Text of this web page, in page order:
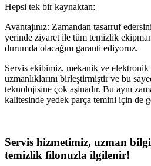
Hepsi tek bir kaynaktan:
Avantajınız: Zamandan tasarruf
yerinde ziyaret ile tüm temizlik
durumda olacağını garanti ediyoruz.
Servis ekibimiz, mekanik ve elektronik
uzmanlıklarını birleştirmiştir ve bu
teknolojisine çok aşinadır. Bu aynı
kalitesinde yedek parça temini için de
Servis hizmetimiz, uzman
temizlik filonuzla ilgilenir!